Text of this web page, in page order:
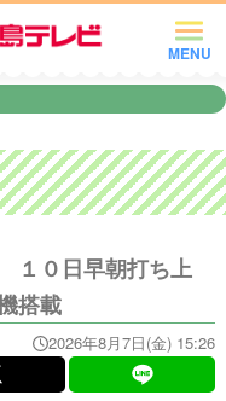
MENU
１０日早朝打ち上
搭載
2026年8月7日(金) 15:26